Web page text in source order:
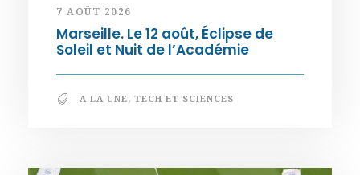
7 AOÛT 2026
Marseille. Le 12 août, Éclipse de
Soleil et Nuit de l’Académie
A LA UNE, TECH ET SCIENCES